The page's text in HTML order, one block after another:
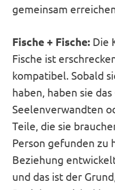
gemeinsam
Fische + Fische: Die
Fische ist
kompatibel. Sobald
haben, haben sie
Seelenverwandten
Teile, die sie
Person gefunden zu
Beziehung
und das ist der